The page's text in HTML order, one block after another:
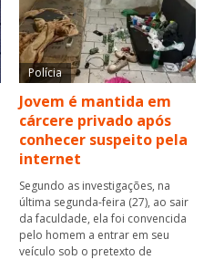
Polícia
Jovem é mantida em
cárcere privado após
conhecer suspeito pela
internet
Segundo as investigações, na
última segunda-feira (27), ao sair
da faculdade, ela foi convencida
pelo homem a entrar em seu
veículo sob o pretexto de